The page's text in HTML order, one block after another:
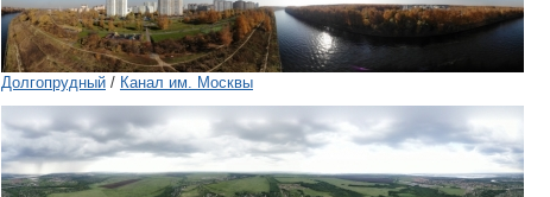
Долгопрудный / Канал им. Москвы